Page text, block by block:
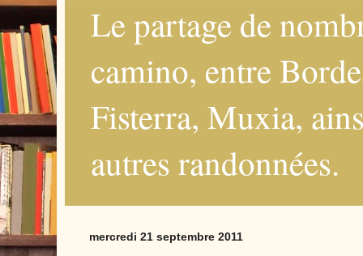
Le partage de
camino, entre
Fisterra, Muxia,
autres randonnées.
mercredi 21 septembre 2011